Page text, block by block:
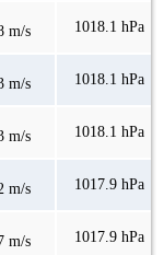
m/s 1018.1 hPa
m/s 1018.1 hPa
m/s 1018.1 hPa
m/s 1017.9 hPa
m/s 1017.9 hPa